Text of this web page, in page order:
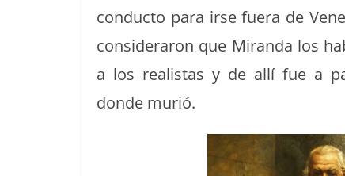
con­duc­to para irse fuera de
con­sid­er­aron que Miran­da los
a los real­is­tas y de allí fue a
donde murió.